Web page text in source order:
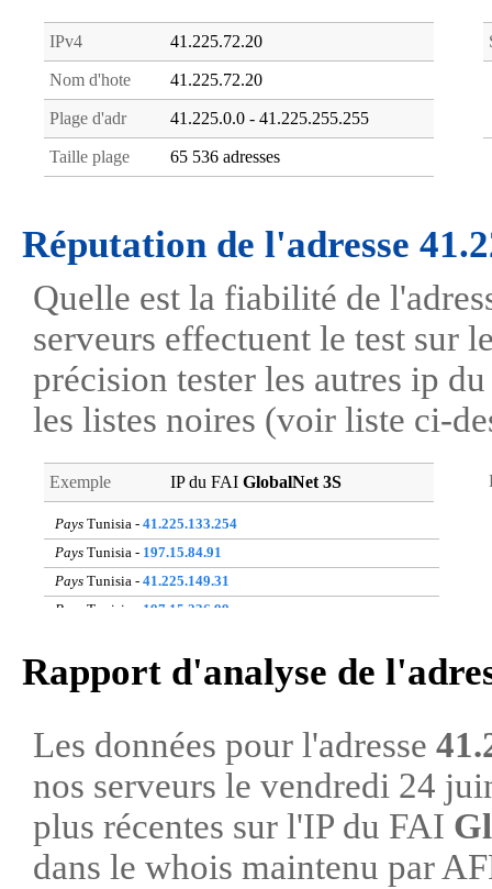
IPv4 41.225.72.20
Nom d'hote 41.225.72.20
Plage d'adr 41.225.0.0 - 41.225.255.255
Taille plage 65 536 adresses
Réputation de l'adresse
Quelle est la fiabilité de
serveurs effectuent le test sur
précision tester les autres ip
les listes noires (voir liste ci-
Exemple IP du FAI GlobalNet 3S
Pays Tunisia - 41.225.133.254
Pays Tunisia - 197.15.84.91
Pays Tunisia - 41.225.149.31
Pays Tunisia - 197.15.236.99
PaysTunisia -41.225.119.92
Pays
Tunisia -
Pays
Tunisia -197.26.57.80
Pays
Tunisia -41.225.131.110
Rapport d'analyse de
Les données pour l'adresse
nos serveurs le vendredi 24
plus récentes sur l'IP du FAI
dans le whois maintenu par